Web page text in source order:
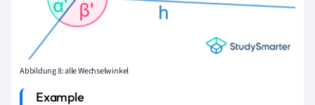
Abbildung 8: alle Wechselwinkel